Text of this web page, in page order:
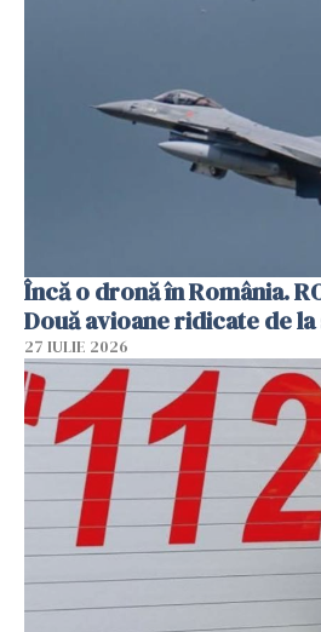
Încă o dronă în România.
Două avioane ridicate de la
27 IULIE 2026